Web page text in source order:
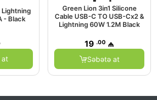
Lightning
- Black
at
Green Lion 3in1 Silicone
Cable USB-C TO USB-Cx2 &
Lightning 60W 1.2M Black
19 .00 ₼
Səbətə at